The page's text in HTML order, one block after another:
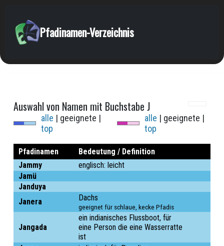
Pfadinamen-Verzeichnis
Auswahl von Namen mit Buchstabe J
alle | geeignete |
top
alle | geeignete |
top
Pfadinamen
Bedeutung / Definition
Jammy
englisch: leicht
Jamü
Janduya
Janera
Dachs
geeignet für schlaue, kecke Pfadis
Jangada
ein indianisches Flussboot, für
eine Person die eine Wasserratte
ist